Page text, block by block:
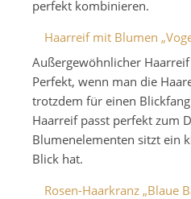
perfekt kombinieren.
Haarreif mit Blumen
Außergewöhnlicher
Perfekt, wenn man die
trotzdem für einen
Haarreif passt perfekt zum
Blumenelementen sitzt ein
Blick hat.
Rosen-Haarkranz „Blaue